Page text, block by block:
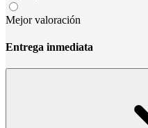
Mejor valoración
Entrega inmediata